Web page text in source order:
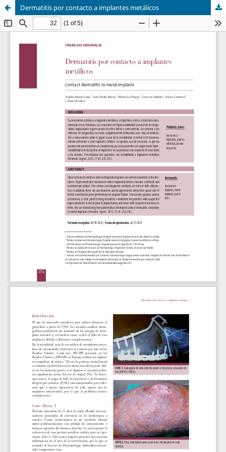
Dermatitis por contacto a implantes metálicos